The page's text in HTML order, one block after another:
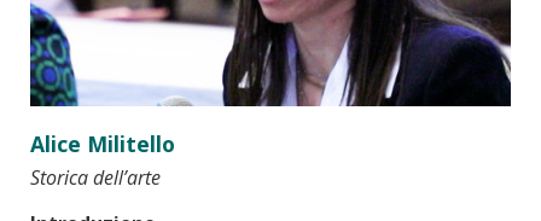
Alice Militello
Storica dell’arte